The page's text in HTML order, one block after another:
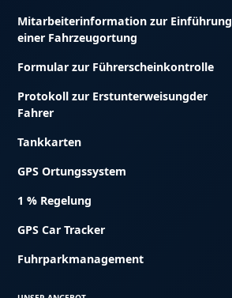
Mitarbeiterinformation zur Einführung
einer Fahrzeugortung
Formular zur Führerscheinkontrolle
Protokoll zur Erstunterweisungder
Fahrer
Tankkarten
GPS Ortungssystem
1 % Regelung
GPS Car Tracker
Fuhrparkmanagement